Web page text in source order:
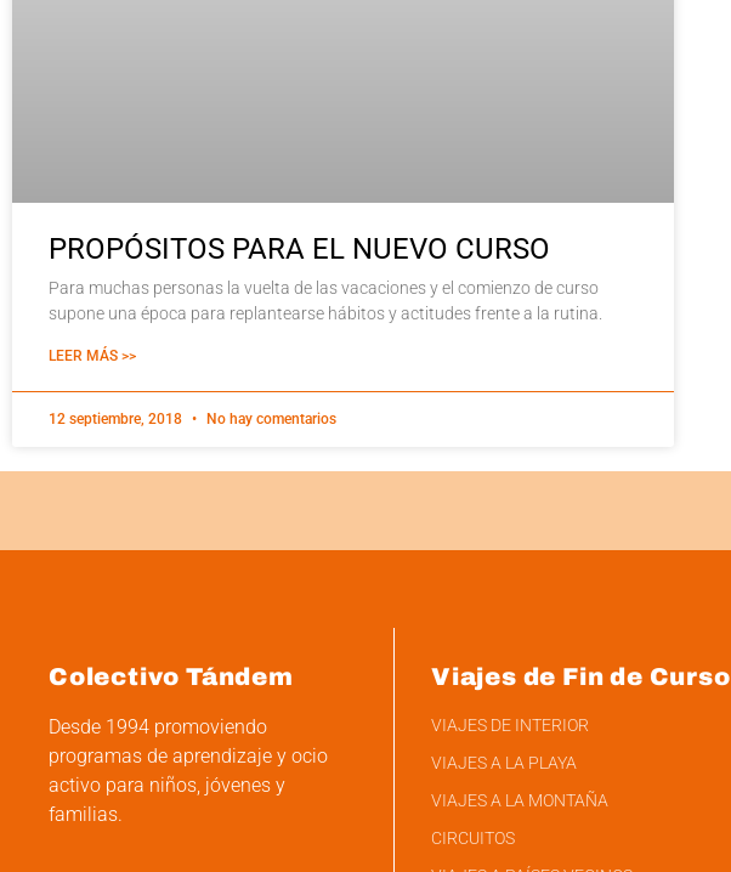
PROPÓSITOS PARA EL NUEVO CURSO
Para muchas personas la vuelta de las vacaciones y el comienzo de curso
supone una época para replantearse hábitos y actitudes frente a la rutina.
LEER MÁS >>
12 septiembre, 2018 No hay comentarios
Colectivo Tándem
Desde 1994 promoviendo
programas de aprendizaje y ocio
activo para niños, jóvenes y
familias.
Viajes de Fin de Curso
VIAJES DE INTERIOR
VIAJES A LA PLAYA
VIAJES A LA MONTAÑA
CIRCUITOS